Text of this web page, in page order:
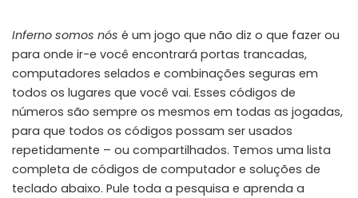
WHY JOIN THE CHANNEL?
ALL PERKS — ZERO NOISE • 100% FREE
Inferno somos nós é um jogo que não diz o que fazer ou
para onde ir-e você encontrará portas trancadas,
computadores selados e combinações seguras em
todos os lugares que você vai. Esses códigos de
números são sempre os mesmos em todas as jogadas,
para que todos os códigos possam ser usados ​​
repetidamente – ou compartilhados. Temos uma lista
completa de códigos de computador e soluções de
teclado abaixo. Pule toda a pesquisa e aprenda a